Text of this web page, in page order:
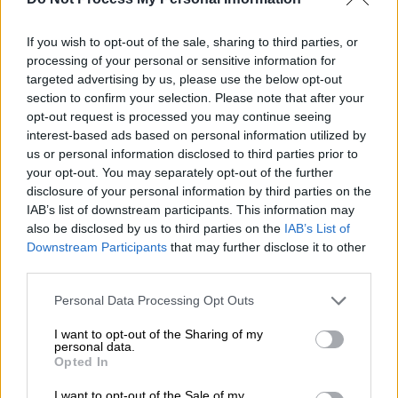
If you wish to opt-out of the sale, sharing to third parties, or
processing of your personal or sensitive information for
targeted advertising by us, please use the below opt-out
section to confirm your selection. Please note that after your
opt-out request is processed you may continue seeing
interest-based ads based on personal information utilized by
us or personal information disclosed to third parties prior to
your opt-out. You may separately opt-out of the further
disclosure of your personal information by third parties on the
IAB’s list of downstream participants. This information may
also be disclosed by us to third parties on the IAB’s List of
Downstream Participants that may further disclose it to other
Please note that this website/app uses one or more Google
not limited to your visit or usage behaviour. You may click to
grant or deny consent to Google and its third-party tags to
use your data for below specified purposes in below Google
consent section.
Personal Data Processing Opt Outs
I want to opt-out of the Sharing of my
personal data.
Opted In
I want to opt-out of the Sale of my
αυτές θα γίνουν.Το πετρέλαιο πρέπει να
μεταφερθεί και η μεταφορά του γίνεται
μέσω των στενών του Ορμούζ. Τα στενά δεν
έχουν κλείσει ακόμα αλλά ήδη υπάρχει
ενημέρωση προς τους καπετάνιους να είναι
ιδιαίτερα προσεκτικοί, ίσως και να τα
αποφεύγουν αυτήν την περίοδο.Θεωρητικά
τα στενά του Ορμούζ δεν θα κλείσουν, γιατί
κάτι τέτοιο δεν συμφέρει ούτε τους
Ιρανούς. Όμως, πιθανότατα θα υπάρξει μέσο
και μακροπρόθεσμα θέμα προμηθειών και
ελλείψεων », τονίζει η κ. Γεωργάκη.
Στην άποψη πολλών ότι επειδή προχωρούμε
προς καλύτερες κλιματολογικές συνθήκες,
οι ανάγκες σε
πετρέλαιο και φυσικό αέριο